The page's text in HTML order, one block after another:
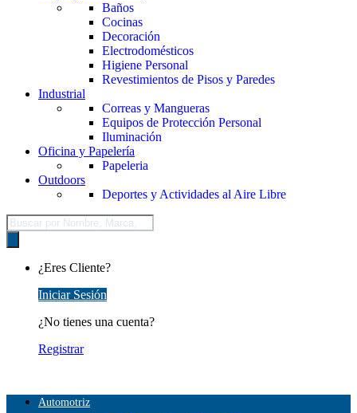
Baños
Cocinas
Decoración
Electrodomésticos
Higiene Personal
Revestimientos de Pisos y Paredes
Industrial
Correas y Mangueras
Equipos de Protección Personal
Iluminación
Oficina y Papelería
Papeleria
Outdoors
Deportes y Actividades al Aire Libre
Búsqueda
de
productos
¿Eres Cliente?
Iniciar Sesión
¿No tienes una cuenta?
Registrar
Automotriz